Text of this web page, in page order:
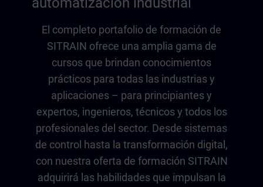
El completo portafolio de formación de
SITRAIN ofrece una amplia gama de
cursos que brindan conocimientos
prácticos para todas las industrias y
aplicaciones – para principiantes y
expertos, ingenieros, técnicos y todos los
profesionales del sector. Desde sistemas
de control hasta la transformación digital,
con nuestra oferta de formación SITRAIN
adquirirá las habilidades que impulsan la